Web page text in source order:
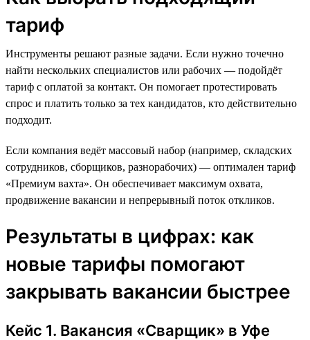
тариф
Инструменты решают разные задачи. Если нужно точечно
найти нескольких специалистов или рабочих — подойдёт
тариф с оплатой за контакт. Он помогает протестировать
спрос и платить только за тех кандидатов, кто действительно
подходит.
Если компания ведёт массовый набор (например, складских
сотрудников, сборщиков, разнорабочих) — оптимален тариф
«Премиум вахта». Он обеспечивает максимум охвата,
продвижение вакансии и непрерывный поток откликов.
Результаты в цифрах: как
новые тарифы помогают
закрывать вакансии быстрее
Кейс 1. Вакансия «Сварщик» в Уфе